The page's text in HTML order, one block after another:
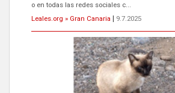
o en todas las redes sociales c...
Leales.org » Gran Canaria
9.7.2025